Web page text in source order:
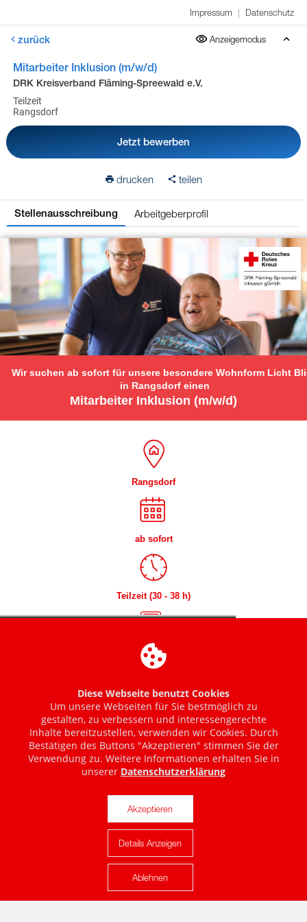
Impressum | Datenschutz
zurück Anzeigemodus
Mitarbeiter Inklusion (m/w/d)
DRK Kreisverband Fläming-Spreewald e.V.
Teilzeit
Rangsdorf
Jetzt bewerben
drucken teilen
Stellenausschreibung Arbeitgeberprofil
Karte anzeigen
Diese Webseite benutzt Cookies
Um unsere Webseiten für Sie bestmöglich zu
gestalten, zu verbessern und interessengerechte
Inhalte bereitzustellen, verwenden wir Cookies. Durch
Bestätigen des Buttons "Akzeptieren" stimmen Sie der
Verwendung zu. Weitere Informationen erhalten Sie in
unserer Datenschutzerklärung
Akzeptieren
Details Anzeigen
Ablehnen